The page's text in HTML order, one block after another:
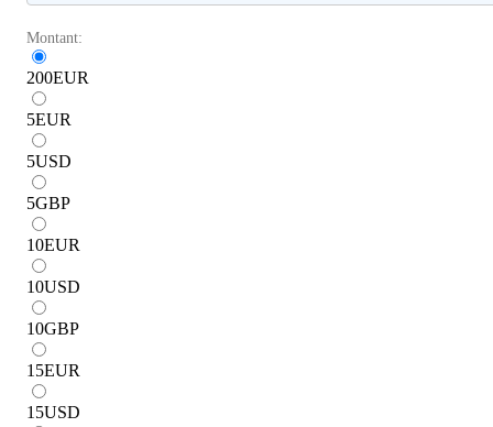
Montant:
200EUR
5EUR
5USD
5GBP
10EUR
10USD
10GBP
15EUR
15USD